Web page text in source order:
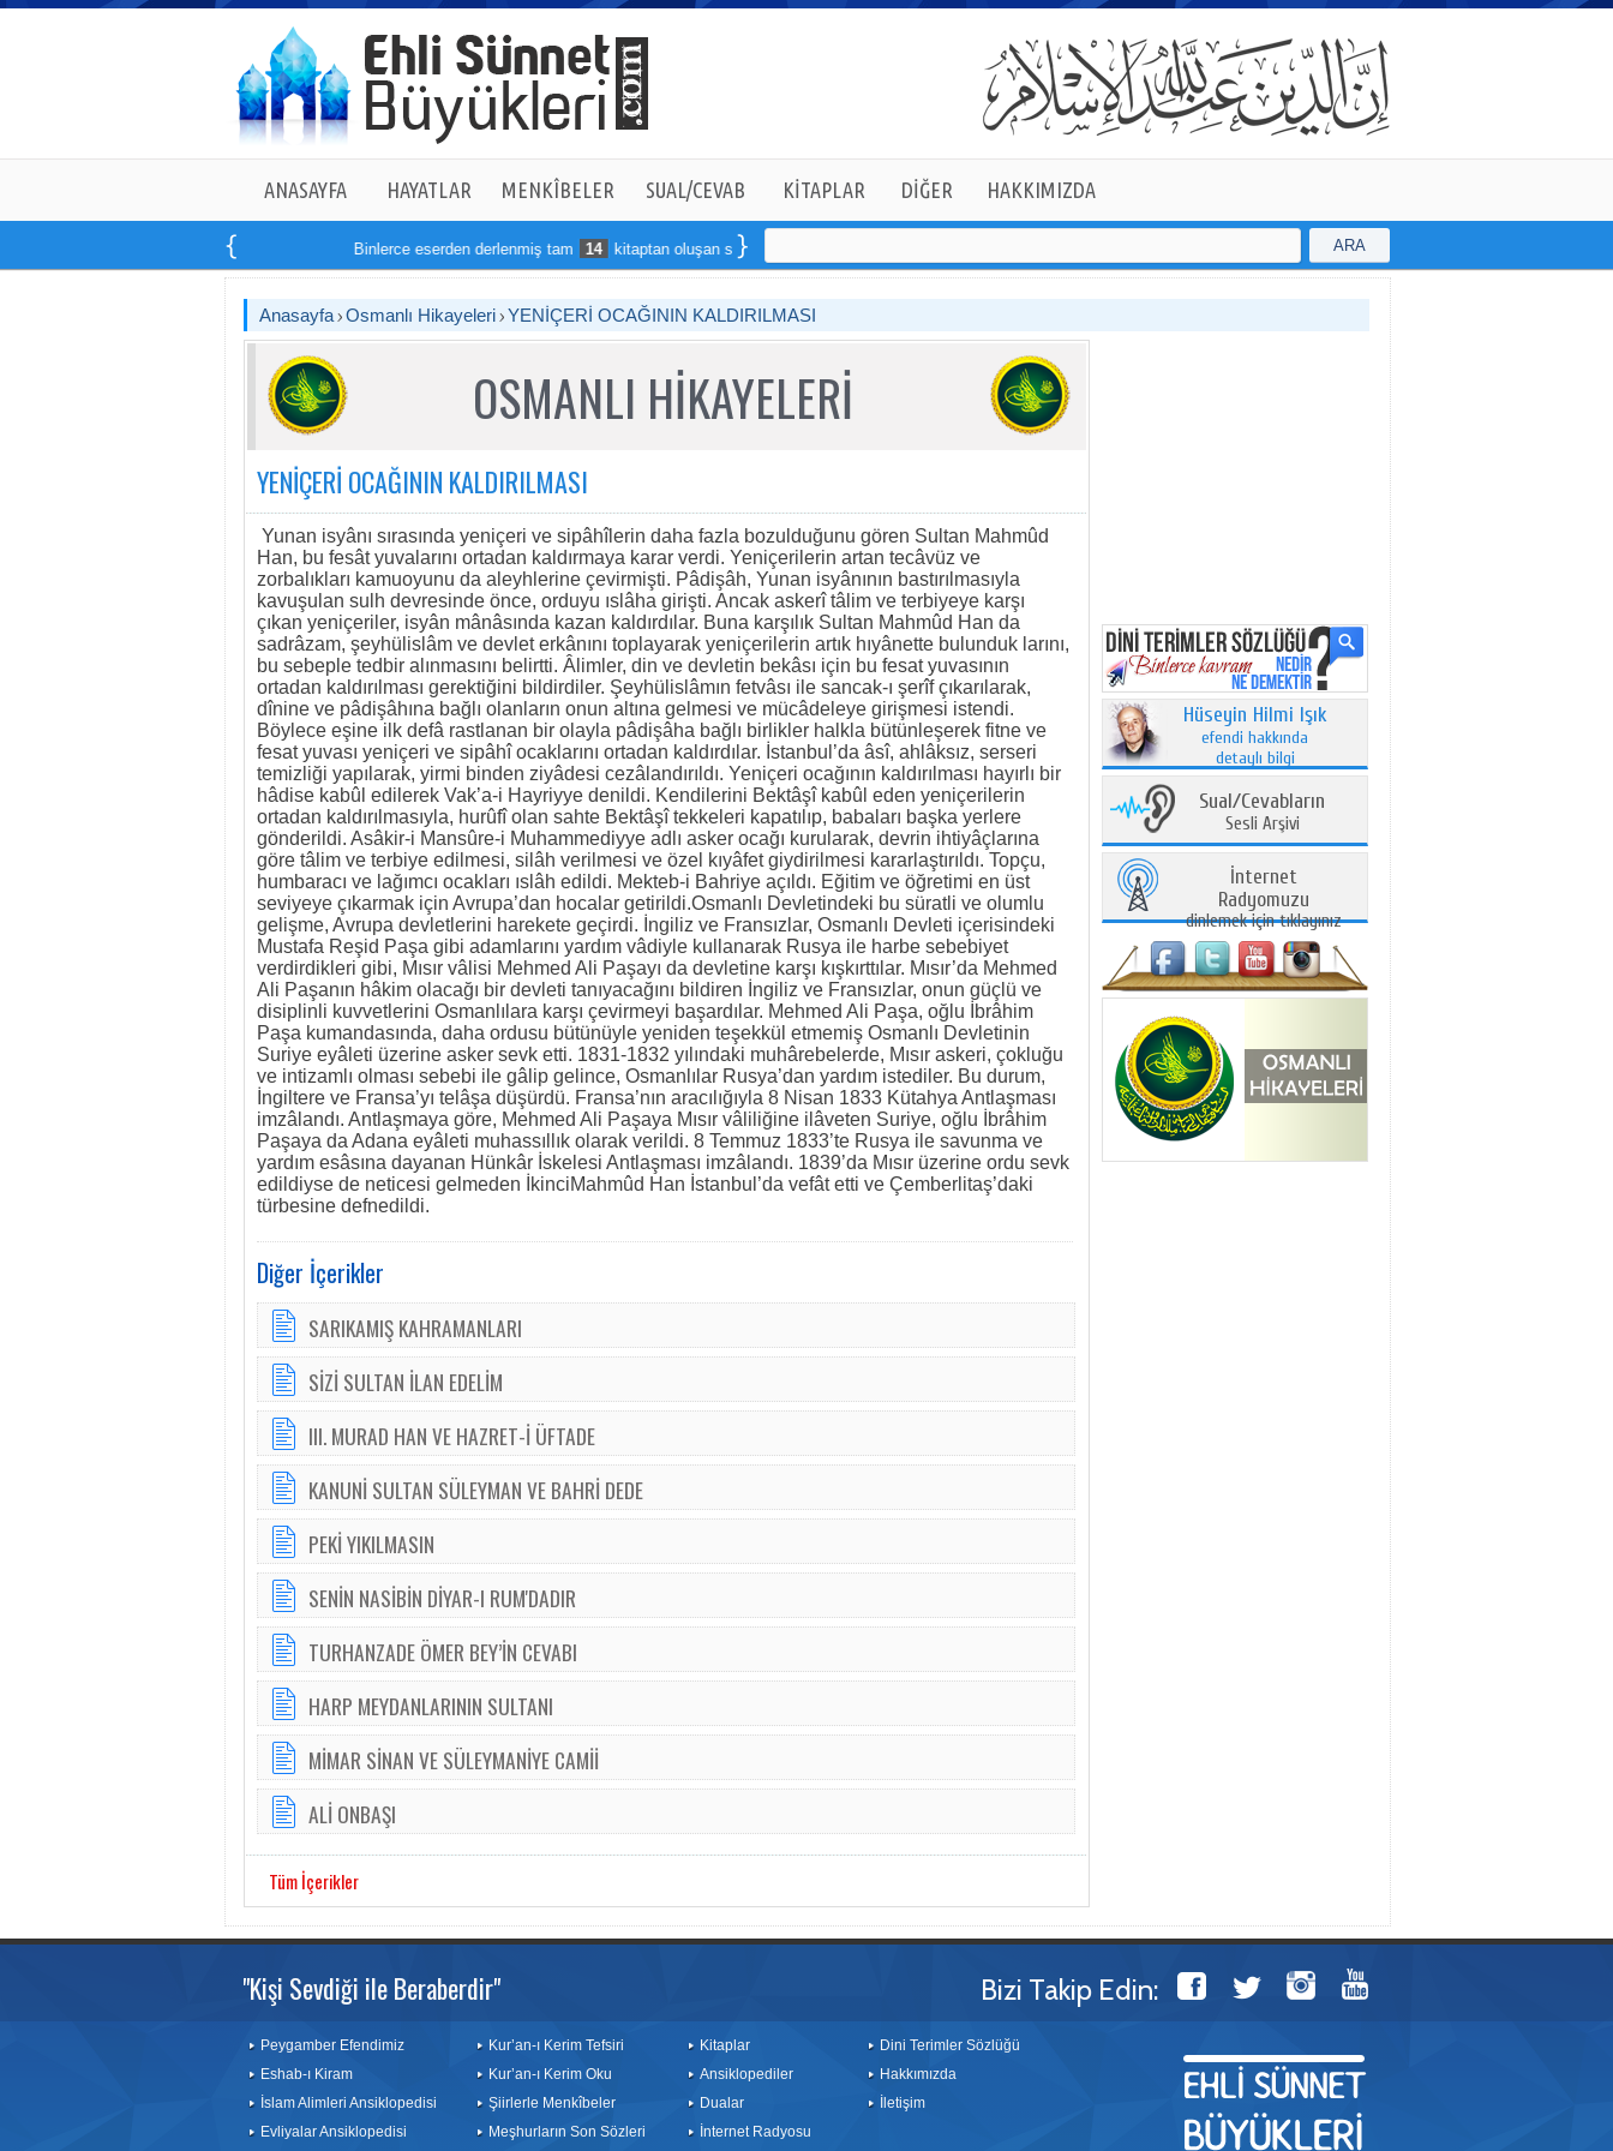
ANASAYFA HAYATLAR MENKÎBELER SUAL/CEVAB KİTAPLAR DİĞER HAKKIMIZDA
Binlerce eserden derlenmiş tam 14 kitaptan oluşan seti online sipariş verebilirsiniz ARA
Anasayfa Osmanlı Hikayeleri YENİÇERİ OCAĞININ KALDIRILMASI
OSMANLI HİKAYELERİ
YENİÇERİ OCAĞININ KALDIRILMASI
Yunan isyânı sırasında yeniçeri ve sipâhîlerin daha fazla bozulduğunu gören Sultan Mahmûd
Han, bu fesât yuvalarını ortadan kaldırmaya karar verdi. Yeniçerilerin artan tecâvüz ve
zorbalıkları kamuoyunu da aleyhlerine çevirmişti. Pâdişâh, Yunan isyânının bastırılmasıyla
kavuşulan sulh devresinde önce, orduyu ıslâha girişti. Ancak askerî tâlim ve terbiyeye karşı
çıkan yeniçeriler, isyân mânâsında kazan kaldırdılar. Buna karşılık Sultan Mahmûd Han da
sadrâzam, şeyhülislâm ve devlet erkânını toplayarak yeniçerilerin artık hıyânette bulunduk larını,
bu sebeple tedbir alınmasını belirtti. Âlimler, din ve devletin bekâsı için bu fesat yuvasının
ortadan kaldırılması gerektiğini bildirdiler. Şeyhülislâmın fetvâsı ile sancak-ı şerîf çıkarılarak,
dînine ve pâdişâhına bağlı olanların onun altına gelmesi ve mücâdeleye girişmesi istendi.
Böylece eşine ilk defâ rastlanan bir olayla pâdişâha bağlı birlikler halkla bütünleşerek fitne ve
fesat yuvası yeniçeri ve sipâhî ocaklarını ortadan kaldırdılar. İstanbul’da âsî, ahlâksız, serseri
temizliği yapılarak, yirmi binden ziyâdesi cezâlandırıldı. Yeniçeri ocağının kaldırılması hayırlı bir
hâdise kabûl edilerek Vak’a-i Hayriyye denildi. Kendilerini Bektâşî kabûl eden yeniçerilerin
ortadan kaldırılmasıyla, hurûfî olan sahte Bektâşî tekkeleri kapatılıp, babaları başka yerlere
gönderildi. Asâkir-i Mansûre-i Muhammediyye adlı asker ocağı kurularak, devrin ihtiyâçlarına
göre tâlim ve terbiye edilmesi, silâh verilmesi ve özel kıyâfet giydirilmesi kararlaştırıldı. Topçu,
humbaracı ve lağımcı ocakları ıslâh edildi. Mekteb-i Bahriye açıldı. Eğitim ve öğretimi en üst
seviyeye çıkarmak için Avrupa’dan hocalar getirildi.Osmanlı Devletindeki bu süratli ve olumlu
gelişme, Avrupa devletlerini harekete geçirdi. İngiliz ve Fransızlar, Osmanlı Devleti içerisindeki
Mustafa Reşid Paşa gibi adamlarını yardım vâdiyle kullanarak Rusya ile harbe sebebiyet
verdirdikleri gibi, Mısır vâlisi Mehmed Ali Paşayı da devletine karşı kışkırttılar. Mısır’da Mehmed
Ali Paşanın hâkim olacağı bir devleti tanıyacağını bildiren İngiliz ve Fransızlar, onun güçlü ve
disiplinli kuvvetlerini Osmanlılara karşı çevirmeyi başardılar. Mehmed Ali Paşa, oğlu İbrâhim
Paşa kumandasında, daha ordusu bütünüyle yeniden teşekkül etmemiş Osmanlı Devletinin
Suriye eyâleti üzerine asker sevk etti. 1831-1832 yılındaki muhârebelerde, Mısır askeri, çokluğu
ve intizamlı olması sebebi ile gâlip gelince, Osmanlılar Rusya’dan yardım istediler. Bu durum,
İngiltere ve Fransa’yı telâşa düşürdü. Fransa’nın aracılığıyla 8 Nisan 1833 Kütahya Antlaşması
imzâlandı. Antlaşmaya göre, Mehmed Ali Paşaya Mısır vâliliğine ilâveten Suriye, oğlu İbrâhim
Paşaya da Adana eyâleti muhassıllık olarak verildi. 8 Temmuz 1833’te Rusya ile savunma ve
yardım esâsına dayanan Hünkâr İskelesi Antlaşması imzâlandı. 1839’da Mısır üzerine ordu sevk
edildiyse de neticesi gelmeden İkinciMahmûd Han İstanbul’da vefât etti ve Çemberlitaş’daki
türbesine defnedildi.
Diğer İçerikler
SARIKAMIŞ KAHRAMANLARI
SİZİ SULTAN İLAN EDELİM
III. MURAD HAN VE HAZRET-İ ÜFTADE
KANUNİ SULTAN SÜLEYMAN VE BAHRİ DEDE
PEKİ YIKILMASIN
SENİN NASİBİN DİYAR-I RUM'DADIR
TURHANZADE ÖMER BEY’İN CEVABI
HARP MEYDANLARININ SULTANI
MİMAR SİNAN VE SÜLEYMANİYE CAMİİ
ALİ ONBAŞI
Tüm İçerikler
Hüseyin Hilmi Işık
efendi hakkında
detaylı bilgi
Sual/Cevabların
Sesli Arşivi
İnternet
Radyomuzu
dinlemek için tıklayınız
"Kişi Sevdiği ile Beraberdir" Bizi Takip Edin:
Peygamber Efendimiz
Eshab-ı Kiram
İslam Alimleri Ansiklopedisi
Evliyalar Ansiklopedisi
Kur’an-ı Kerim Tefsiri
Kur’an-ı Kerim Oku
Şiirlerle Menkîbeler
Meşhurların Son Sözleri
Kitaplar
Ansiklopediler
Dualar
İnternet Radyosu
Dini Terimler Sözlüğü
Hakkımızda
İletişim